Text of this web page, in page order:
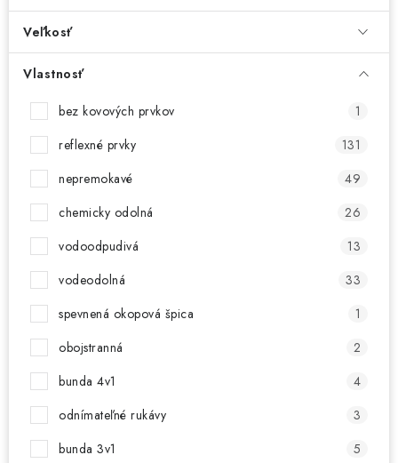
Veľkosť
Vlastnosť
bez kovových prvkov
1
reflexné prvky
131
nepremokavé
49
chemicky odolná
26
vodoodpudivá
13
vodeodolná
33
spevnená okopová špica
1
obojstranná
2
bunda 4v1
4
odnímateľné rukávy
3
bunda 3v1
5